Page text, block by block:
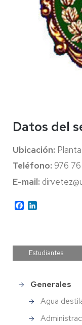
Datos del
Ubicación:
Teléfono: 976 76
E-mail:
Facebook
Estudiantes
Main
Generales
Agua